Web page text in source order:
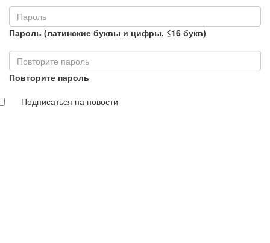
Пароль (латинские буквы и цифры, ≤16 букв)
Повторите пароль
Подписаться на новости